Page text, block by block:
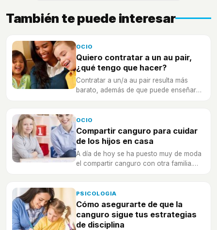
También te puede interesar
OCIO
Quiero contratar a un au pair,
¿qué tengo que hacer?
Contratar a un/a au pair resulta más
barato, además de que puede enseñar
OCIO
Compartir canguro para cuidar
de los hijos en casa
A día de hoy se ha puesto muy de moda
el compartir canguro con otra familia.
PSICOLOGIA
Cómo asegurarte de que la
canguro sigue tus estrategias
de disciplina